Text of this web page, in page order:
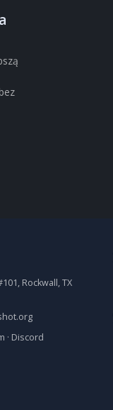
Rockwall, TX
· Discord